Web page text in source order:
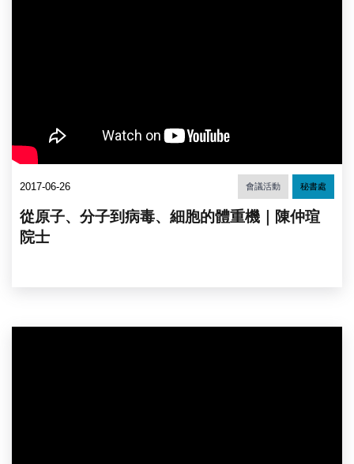
2017-06-26 會議活動 秘書處
從原子、分子到病毒、細胞的體重機｜陳仲瑄
院士